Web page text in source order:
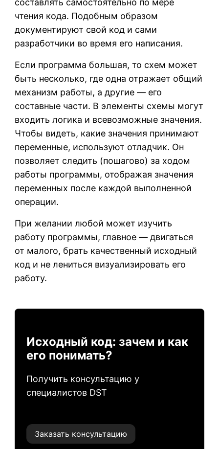
чтения кода. Подобным образом
документируют свой код и сами
разработчики во время его написания.
Если программа большая, то схем может
быть несколько, где одна отражает общий
механизм работы, а другие — его
составные части. В элементы схемы могут
входить логика и всевозможные значения.
Чтобы видеть, какие значения принимают
переменные, используют отладчик. Он
позволяет следить (пошагово) за ходом
работы программы, отображая значения
переменных после каждой выполненной
операции.
При желании любой может изучить
работу программы, главное — двигаться
от малого, брать качественный исходный
код и не лениться визуализировать его
работу.
Исходный код: зачем и как
его понимать?
Получить консультацию у
специалистов DST
Заказать консультацию